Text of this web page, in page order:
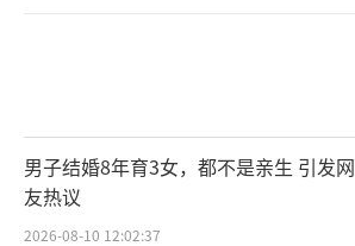
男子结婚8年育3女，都不是亲生 引发网
友热议
2026-08-10 12:02:37